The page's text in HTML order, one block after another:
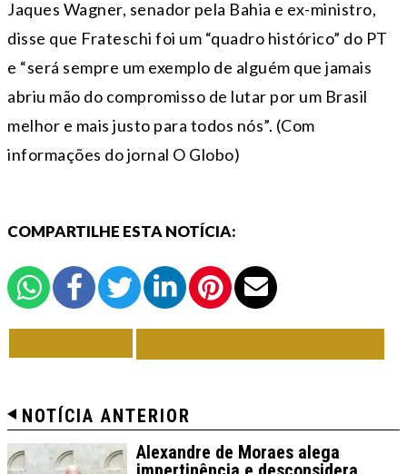
Jaques Wagner, senador pela Bahia e ex-ministro,
disse que Frateschi foi um “quadro histórico” do PT
e “será sempre um exemplo de alguém que jamais
abriu mão do compromisso de lutar por um Brasil
melhor e mais justo para todos nós”. (Com
informações do jornal O Globo)
COMPARTILHE ESTA NOTÍCIA:
NOTÍCIA ANTERIOR
Alexandre de Moraes alega